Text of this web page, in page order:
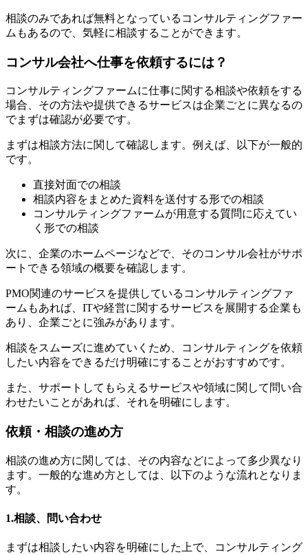
相談のみであれば無料となっているコンサルティングファー
ムもあるので、気軽に相談することができます。
コンサル会社へ仕事を依頼するには？
コンサルティングファームに仕事に関する相談や依頼をする
場合、その方法や提供できるサービスは企業ごとに異なるの
でまずは確認が必要です。
まずは相談方法に関して確認します。例えば、以下が一般的
です。
直接対面での相談
相談内容をまとめた資料を送付する形での相談
コンサルティングファームが用意する質問に応えてい
く形での相談
次に、企業のホームページなどで、そのコンサル会社がサポ
ートできる領域の概要を確認します。
PMO関連のサービスを提供しているコンサルティングファ
ームもあれば、ITや経営に関するサービスを展開する企業も
あり、企業ごとに強みがあります。
相談をスムーズに進めていくため、
コンサルティングを依頼
したい内容をできるだけ明確にする ことがおすすめです。
また、サポートしてもらえるサービスや領域に関して問い合
わせたいことがあれば、それを明確にします。
依頼・相談の進め方
相談の進め方に関しては、その内容などによって多少異なり
ます。一般的な進め方としては、以下のような流れとなりま
す。
1.相談、問い合わせ
まずは相談したい内容を明確にした上で、コンサルティング